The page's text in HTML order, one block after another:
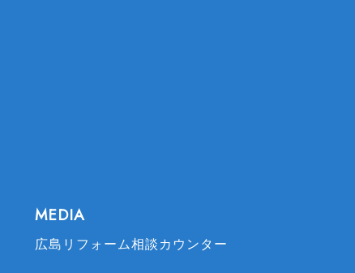
MEDIA
広島リフォーム相談カウンター